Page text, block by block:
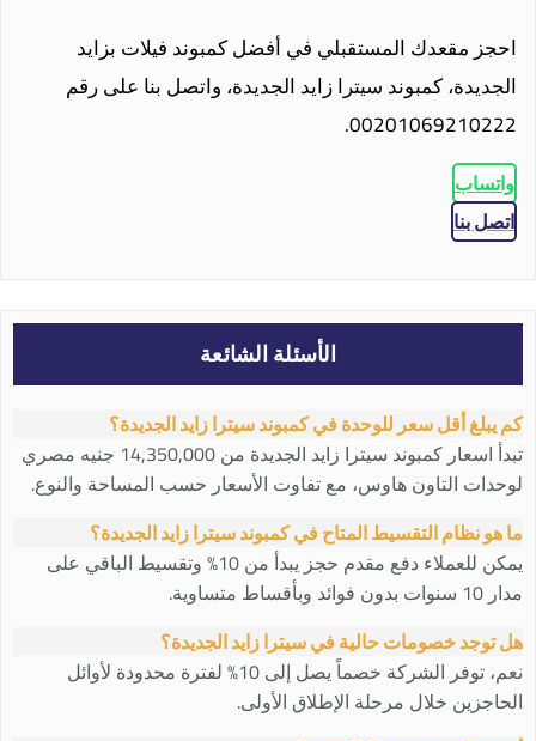
احجز مقعدك المستقبلي في أفضل كمبوند فيلات بزايد
الجديدة، كمبوند سيترا زايد الجديدة، واتصل بنا على رقم
00201069210222.
واتساب
اتصل بنا
الأسئلة الشائعة
كم يبلغ أقل سعر للوحدة في كمبوند سيترا زايد الجديدة؟
تبدأ اسعار كمبوند سيترا زايد الجديدة من 14,350,000 جنيه مصري
لوحدات التاون هاوس، مع تفاوت الأسعار حسب المساحة والنوع.
ما هو نظام التقسيط المتاح في كمبوند سيترا زايد الجديدة؟
يمكن للعملاء دفع مقدم حجز يبدأ من 10% وتقسيط الباقي على
مدار 10 سنوات بدون فوائد وبأقساط متساوية.
هل توجد خصومات حالية في سيترا زايد الجديدة؟
نعم، توفر الشركة خصماً يصل إلى 10% لفترة محدودة لأوائل
الحاجزين خلال مرحلة الإطلاق الأولى.